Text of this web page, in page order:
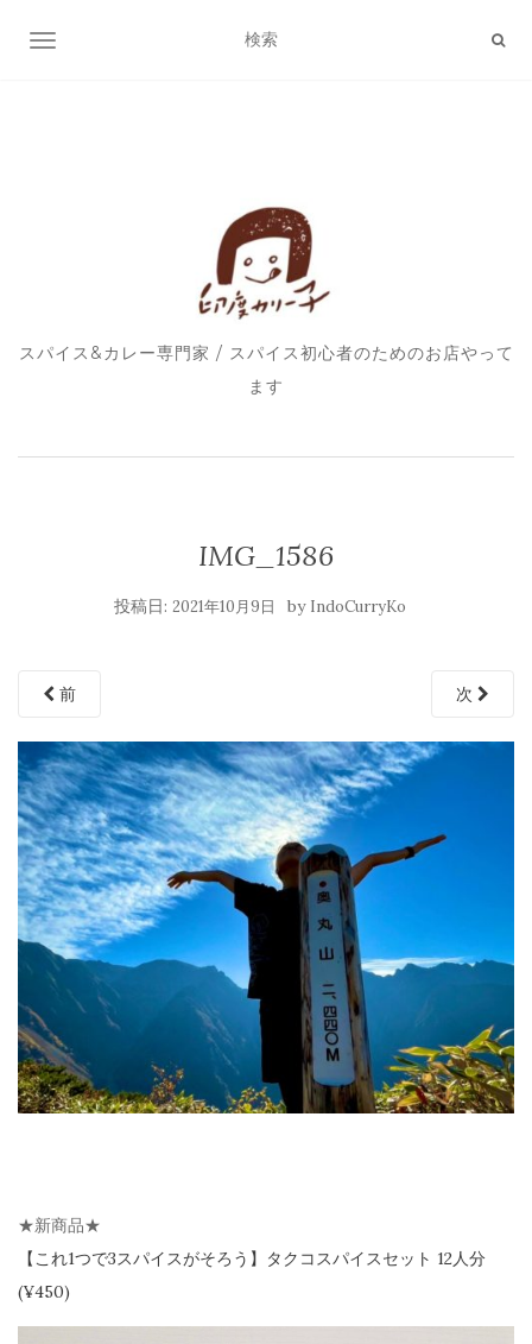
ナビゲーション切り替え
スパイス&カレー専門家 / スパイス初心者のためのお店やって
ます
IMG_1586
投稿日: 2021年10月9日 by IndoCurryKo
前 次
★新商品★
【これ1つで3スパイスがそろう】
タクコスパイスセット 12人分
(¥450)